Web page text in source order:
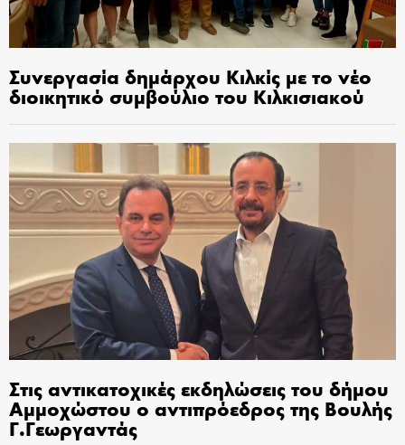
Συνεργασία δημάρχου Κιλκίς με το νέο
διοικητικό συμβούλιο του Κιλκισιακού
Στις αντικατοχικές εκδηλώσεις του δήμου
Αμμοχώστου ο αντιπρόεδρος της Βουλής
Γ.Γεωργαντάς